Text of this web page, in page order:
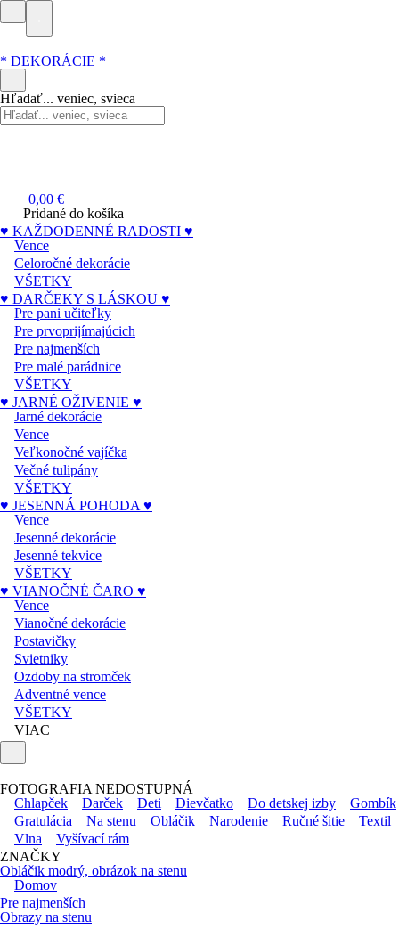
* DEKORÁCIE *
Hľadať... veniec, svieca
0,00 €
Pridané do košíka
♥ KAŽDODENNÉ RADOSTI ♥
Vence
Celoročné dekorácie
VŠETKY
♥ DARČEKY S LÁSKOU ♥
Pre pani učiteľky
Pre prvoprijímajúcich
Pre najmenších
Pre malé parádnice
VŠETKY
♥ JARNÉ OŽIVENIE ♥
Jarné dekorácie
Vence
Veľkonočné vajíčka
Večné tulipány
VŠETKY
♥ JESENNÁ POHODA ♥
Vence
Jesenné dekorácie
Jesenné tekvice
VŠETKY
♥ VIANOČNÉ ČARO ♥
Vence
Vianočné dekorácie
Postavičky
Svietniky
Ozdoby na stromček
Adventné vence
VŠETKY
VIAC
FOTOGRAFIA NEDOSTUPNÁ
Chlapček
Darček Deti Dievčatko Do detskej izby
Gombík
Gratulácia
Na stenu Obláčik Narodenie Ručné šitie
Textil
Vlna
Vyšívací rám
ZNAČKY
Obláčik modrý, obrázok na stenu
Domov
Pre najmenších
Obrazy na stenu